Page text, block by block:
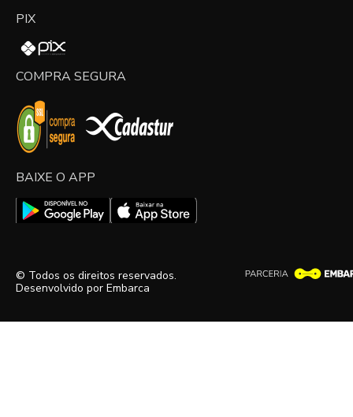
PIX
COMPRA SEGURA
BAIXE O APP
© Todos os direitos reservados.
Desenvolvido por Embarca